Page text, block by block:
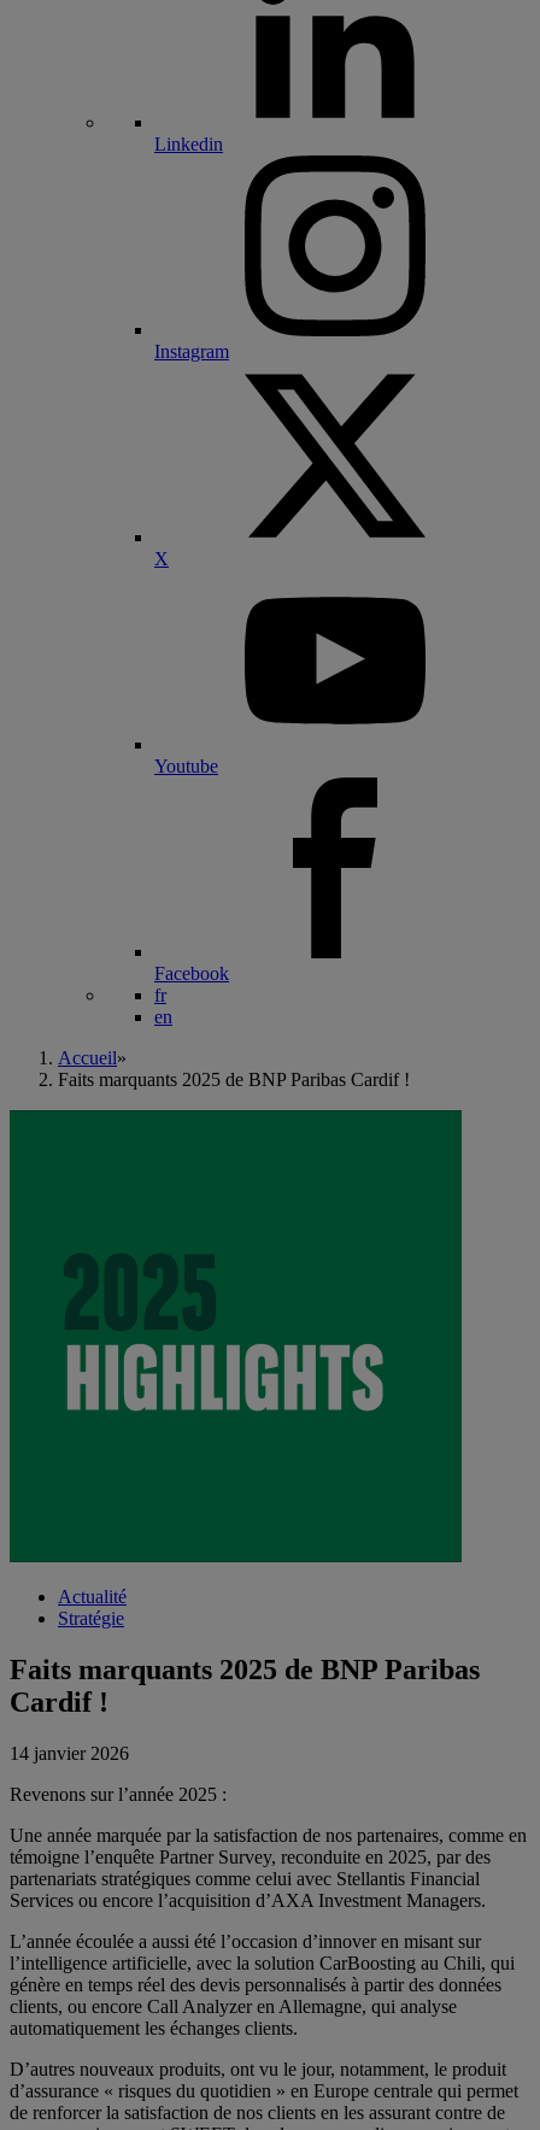
Linkedin
Instagram
X
Youtube
Facebook
fr
en
Accueil»
Faits marquants 2025 de BNP Paribas Cardif !
Actualité
Stratégie
Faits marquants 2025 de BNP Paribas
Cardif !
14 janvier 2026
Revenons sur l’année 2025 :
Une année marquée par la satisfaction de nos partenaires, comme en
témoigne l’enquête Partner Survey, reconduite en 2025, par des
partenariats stratégiques comme celui avec Stellantis Financial
Services ou encore l’acquisition d’AXA Investment Managers.
L’année écoulée a aussi été l’occasion d’innover en misant sur
l’intelligence artificielle, avec la solution CarBoosting au Chili, qui
génère en temps réel des devis personnalisés à partir des données
clients, ou encore Call Analyzer en Allemagne, qui analyse
automatiquement les échanges clients.
D’autres nouveaux produits, ont vu le jour, notamment, le produit
d’assurance « risques du quotidien » en Europe centrale qui permet
de renforcer la satisfaction de nos clients en les assurant contre de